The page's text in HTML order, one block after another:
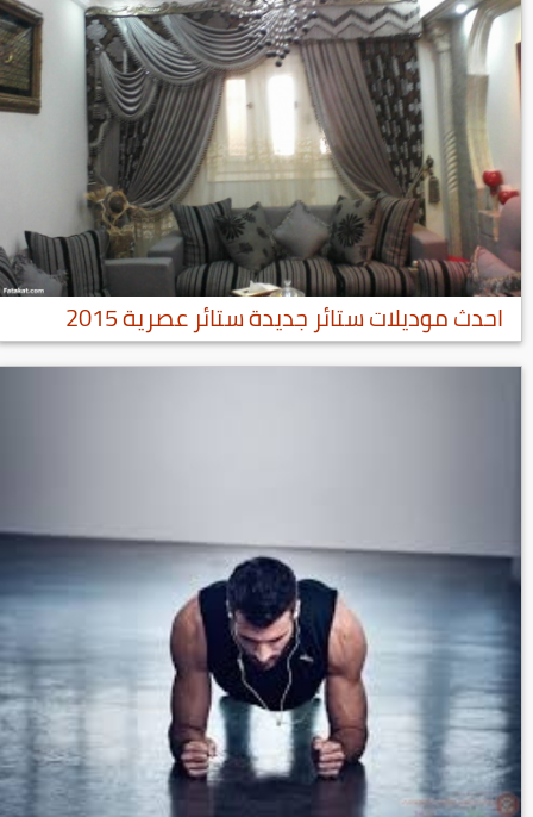
احدث موديلات ستائر جديدة ستائر عصرية 2015